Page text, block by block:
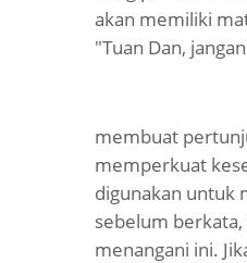
akan memiliki
"Tuan Dan,
membuat
memperkuat
digunakan untuk
sebelum
menangani ini.